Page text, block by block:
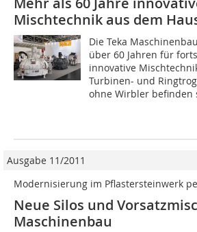
Mischtechnik aus dem
Die Teka
über 60 Jahren für
innovative
Turbinen- und
ohne Wirbler befinden
Ausgabe 11/2011
Modernisierung im Pflastersteinwerk
Neue Silos und
Maschinenbau